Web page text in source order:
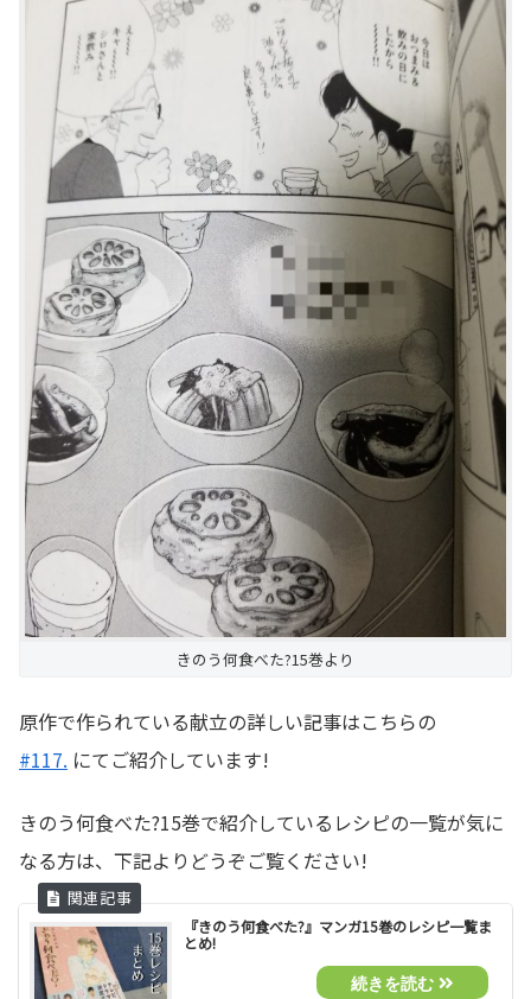
きのう何食べた?15巻より
原作で作られている献立の詳しい記事はこちらの
#117. にてご紹介しています!
きのう何食べた?15巻で紹介しているレシピの一覧が気に
なる方は、下記よりどうぞご覧ください!
『きのう何食べた?』マンガ15巻のレシピ一覧ま
とめ!